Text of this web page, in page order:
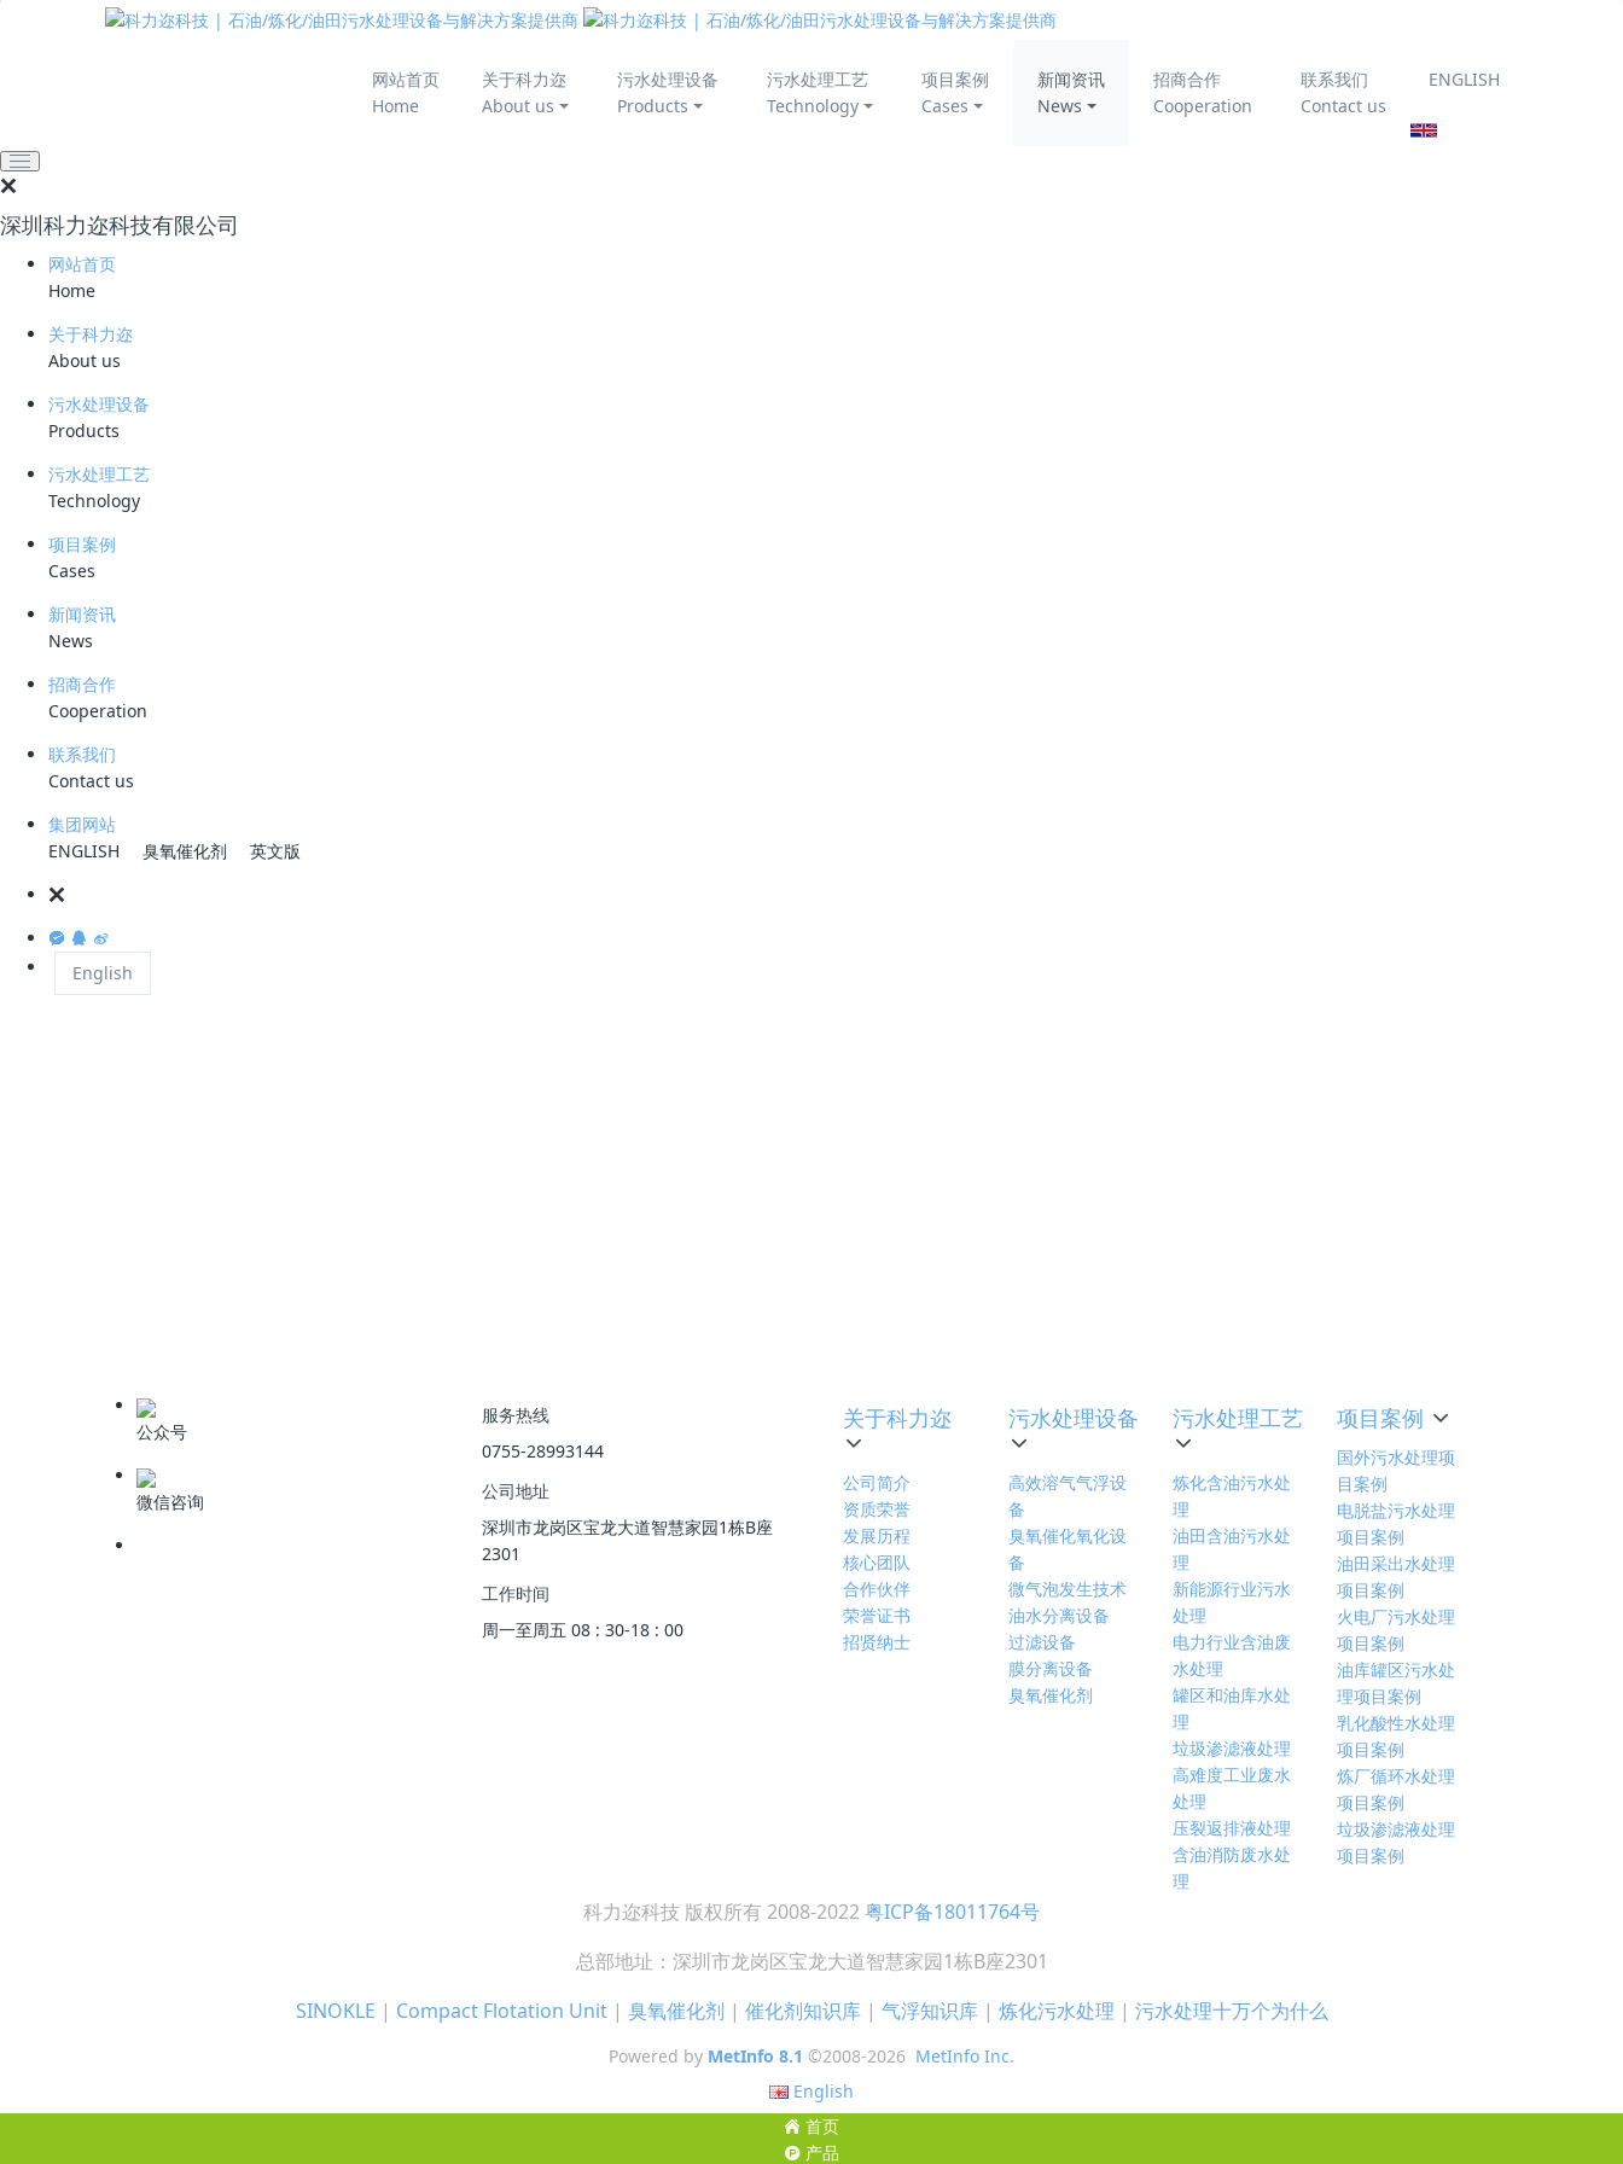
网站首页
Home
关于科力迩
About us
污水处理设备
Products
污水处理工艺
Technology
项目案例
Cases
新闻资讯
News
招商合作
Cooperation
联系我们
Contact us
ENGLISH
深圳科力迩科技有限公司
网站首页
Home
关于科力迩
About us
污水处理设备
Products
污水处理工艺
Technology
项目案例
Cases
新闻资讯
News
招商合作
Cooperation
联系我们
Contact us
集团网站
ENGLISH
臭氧催化剂 英文版
English
推动绿色发展 建设美丽中国
2023-07-05 09:00:25
南涧县位于大理白族自治州，积极推动城市生活污水处理厂向生态公园转型，实现与民共享的创新开放。这个占地面积15500
主的生态公园。
南涧县以集约、高效用地原则为基础，实施“拆墙透绿”策略，将厂区与周围的公园、广场、绿地相互连接，形成环线。公园以
面，实现节约水源的同时提升生态和经济价值。同时，公园还将厂内的老旧或闲置水管、蓄水罐等转化为景观小品、花盆和
凳子，实现资源的再利用。
公园也是南涧生物多样性的展示窗口，种植了近百种本地树种，如火焰木、凤凰木、芒果、大青树等。科普方面，公园展示
了污水处理工艺图，并对外开放格栅房、泵房、脱泥机房等场所供市民参观。
南涧县的生态公园项目是城市绿美建设的典范，展示了污水处理厂向生态公园转型的成功实践，为城市发展注入了新的活
力。
公众号
微信咨询
服务热线
0755-28993144
公司地址
深圳市龙岗区宝龙大道智慧家园1栋B座
2301
工作时间
周一至周五 08 : 30-18 : 00
关于科力迩
公司简介
资质荣誉
发展历程
核心团队
合作伙伴
荣誉证书
招贤纳士
污水处理设备
高效溶气气浮设
备
臭氧催化氧化设
备
微气泡发生技术
油水分离设备
过滤设备
膜分离设备
臭氧催化剂
污水处理工艺
炼化含油污水处
理
油田含油污水处
理
新能源行业污水
处理
电力行业含油废
水处理
罐区和油库水处
理
垃圾渗滤液处理
高难度工业废水
处理
压裂返排液处理
含油消防废水处
理
项目案例
国外污水处理项
目案例
电脱盐污水处理
项目案例
油田采出水处理
项目案例
火电厂污水处理
项目案例
油库罐区污水处
理项目案例
乳化酸性水处理
项目案例
炼厂循环水处理
项目案例
垃圾渗滤液处理
项目案例
科力迩科技 版权所有 2008-2022粤ICP备18011764号
总部地址：深圳市龙岗区宝龙大道智慧家园1栋B座2301
SINOKLE | Compact Flotation Unit| 臭氧催化剂 | 催化剂知识库| 气浮知识库| 炼化污水处理 | 污水处理十万个为什么
Powered by MetInfo 8.1 ©2008-2026 MetInfo Inc.
English
首页
产品